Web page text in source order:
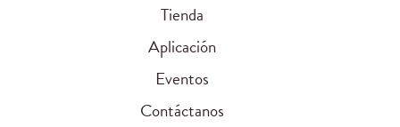
Tienda
Aplicación
Eventos
Contáctanos